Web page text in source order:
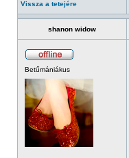
Vissza a tetejére
shanon widow
Betűmániákus